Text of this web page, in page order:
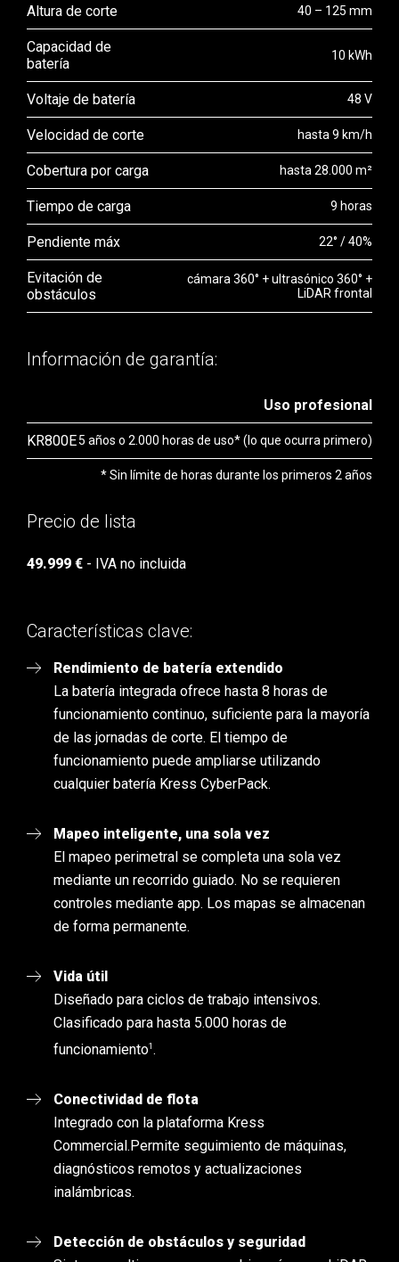
Altura de corte 40 – 125 mm
Capacidad de
batería
10 kWh
Voltaje de batería 48 V
Velocidad de corte hasta 9 km/h
Cobertura por carga hasta 28.000 m²
Tiempo de carga 9 horas
Pendiente máx 22° / 40%
Evitación de
obstáculos
cámara 360° + ultrasónico 360° +
LiDAR frontal
Información de garantía:
Uso profesional
KR800E5 años o 2.000 horas de uso* (lo que ocurra primero)
* Sin límite de horas durante los primeros 2 años
Precio de lista
49.999 € - IVA no incluida
Características clave:
Rendimiento de batería extendido
La batería integrada ofrece hasta 8 horas de
funcionamiento continuo, suficiente para la mayoría
de las jornadas de corte. El tiempo de
funcionamiento puede ampliarse utilizando
cualquier batería Kress CyberPack.
Mapeo inteligente, una sola vez
El mapeo perimetral se completa una sola vez
mediante un recorrido guiado. No se requieren
controles mediante app. Los mapas se almacenan
de forma permanente.
Vida útil
Diseñado para ciclos de trabajo intensivos.
Clasificado para hasta 5.000 horas de
funcionamiento1.
Conectividad de flota
Integrado con la plataforma Kress
Commercial.Permite seguimiento de máquinas,
diagnósticos remotos y actualizaciones
inalámbricas.
Detección de obstáculos y seguridad